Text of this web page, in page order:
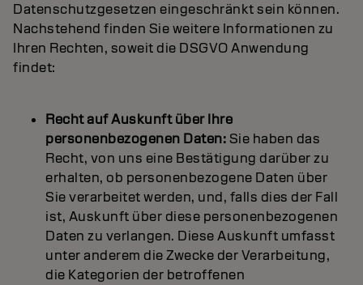
Datenschutzgesetzen eingeschränkt sein können.
Nachstehend finden Sie weitere Informationen zu
Ihren Rechten, soweit die DSGVO Anwendung
findet:
Recht auf Auskunft über Ihre
personenbezogenen Daten:Sie haben das
Recht, von uns eine Bestätigung darüber zu
erhalten, ob personenbezogene Daten über
Sie verarbeitet werden, und, falls dies der Fall
ist, Auskunft über diese personenbezogenen
Daten zu verlangen. Diese Auskunft umfasst
unter anderem die Zwecke der Verarbeitung,
die Kategorien der betroffenen